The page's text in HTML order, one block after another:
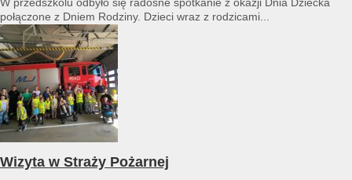
W przedszkolu odbyło się radosne spotkanie z okazji Dnia Dziecka
połączone z Dniem Rodziny. Dzieci wraz z rodzicami...
Wizyta w Straży Pożarnej